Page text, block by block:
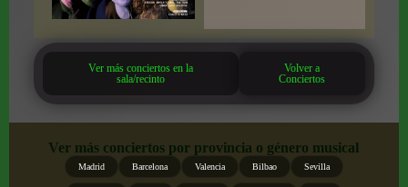
Ver más conciertos en la
sala/recinto
Volver a
Conciertos
Ver más conciertos por provincia o género musical
Madrid Barcelona Valencia Bilbao Sevilla